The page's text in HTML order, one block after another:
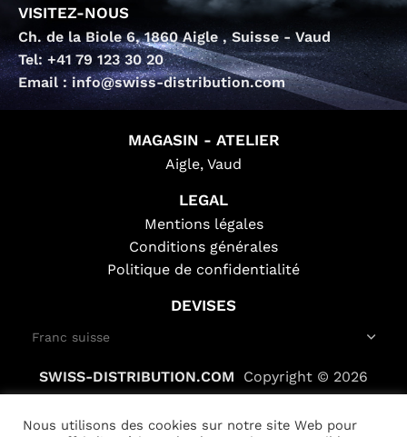
VISITEZ-NOUS
Ch. de la Biole 6, 1860 Aigle , Suisse - Vaud
Tel: +41 79 123 30 20
Email : info@swiss-distribution.com
MAGASIN - ATELIER
Aigle, Vaud
LEGAL
Mentions légales
Conditions générales
Politique de confidentialité
DEVISES
SWISS-DISTRIBUTION.COM Copyright © 2026
Nous utilisons des cookies sur notre site Web pour